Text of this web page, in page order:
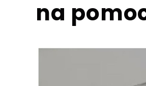
na